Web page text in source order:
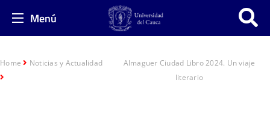
Menú
Home Noticias y Actualidad
Almaguer Ciudad Libro 2024. Un viaje
literario